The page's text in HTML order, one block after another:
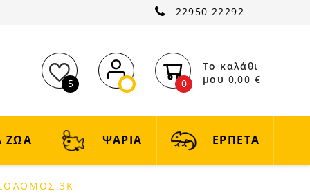
22950 22292
5 0
Το καλάθι
μου 0,00 €
ΖΩΑ ΨΑΡΙΑ ΕΡΠΕΤΑ
ΣΟΛΟΜΟΣ 3Κ